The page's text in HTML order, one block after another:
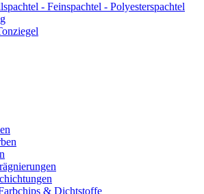
- Feinspachtel - Polyesterspachtel
& Dichtstoffe